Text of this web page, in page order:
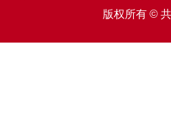
版权所有 ©